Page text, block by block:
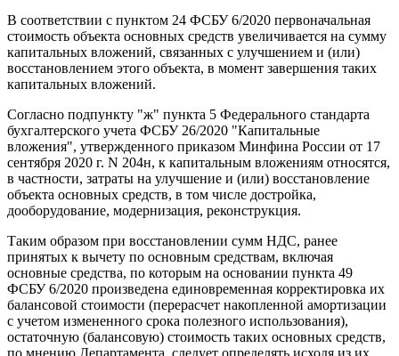
В соответствии с пунктом 24 ФСБУ 6/2020 первоначальная
стоимость объекта основных средств увеличивается на сумму
капитальных вложений, связанных с улучшением и (или)
восстановлением этого объекта, в момент завершения таких
капитальных вложений.
Согласно подпункту "ж" пункта 5 Федерального стандарта
бухгалтерского учета ФСБУ 26/2020 "Капитальные
вложения", утвержденного приказом Минфина России от 17
сентября 2020 г. N 204н, к капитальным вложениям относятся,
в частности, затраты на улучшение и (или) восстановление
объекта основных средств, в том числе достройка,
дооборудование, модернизация, реконструкция.
Таким образом при восстановлении сумм НДС, ранее
принятых к вычету по основным средствам, включая
основные средства, по которым на основании пункта 49
ФСБУ 6/2020 произведена единовременная корректировка их
балансовой стоимости (перерасчет накопленной амортизации
с учетом измененного срока полезного использования),
остаточную (балансовую) стоимость таких основных средств,
по мнению Департамента, следует определять исходя из их